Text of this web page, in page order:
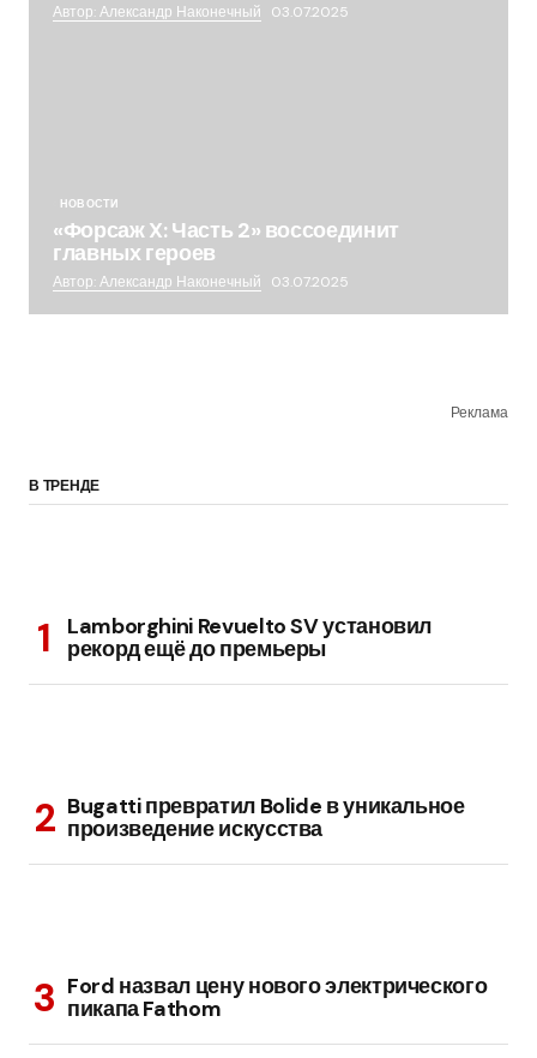
Автор: Александр Наконечный 03.07.2025
НОВОСТИ
«Форсаж X: Часть 2» воссоединит
главных героев
Автор: Александр Наконечный 03.07.2025
Реклама
В ТРЕНДЕ
Lamborghini Revuelto SV установил
рекорд ещё до премьеры
Bugatti превратил Bolide в уникальное
произведение искусства
Ford назвал цену нового электрического
пикапа Fathom